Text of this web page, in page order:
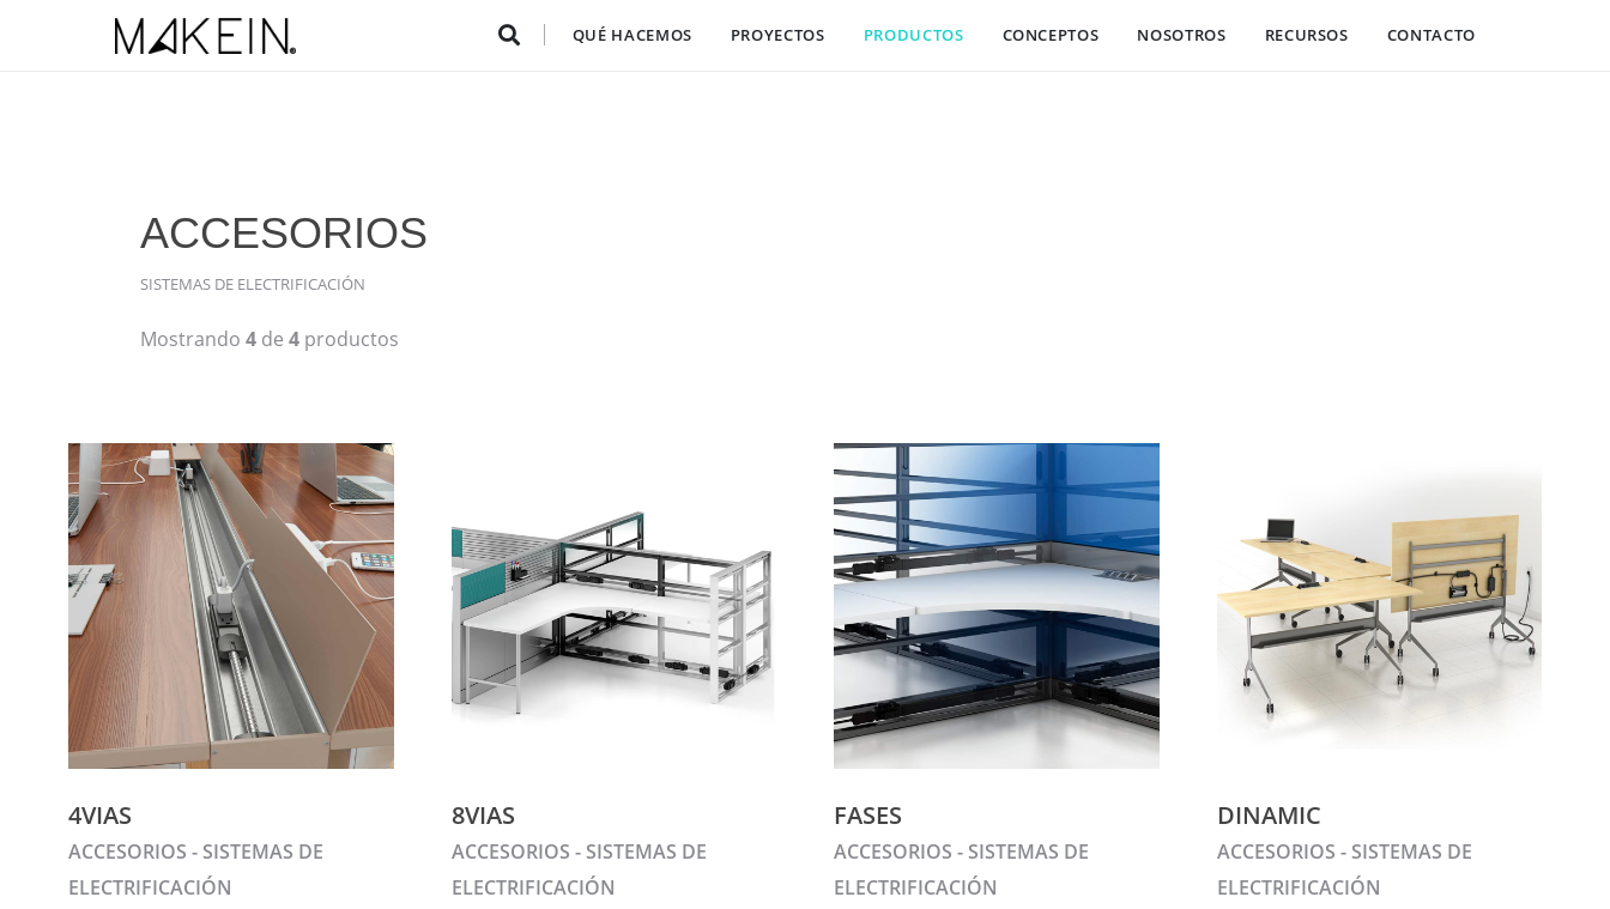
QUÉ HACEMOS PROYECTOS PRODUCTOS CONCEPTOS NOSOTROS RECURSOS CONTACTO
ACCESORIOS
SISTEMAS DE ELECTRIFICACIÓN
Mostrando 4 de 4 productos
4VIAS
ACCESORIOS - SISTEMAS DE
ELECTRIFICACIÓN
8VIAS
ACCESORIOS - SISTEMAS DE
ELECTRIFICACIÓN
FASES
ACCESORIOS - SISTEMAS DE
ELECTRIFICACIÓN
DINAMIC
ACCESORIOS - SISTEMAS DE
ELECTRIFICACIÓN